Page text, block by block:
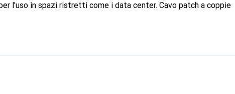
l'uso in spazi ristretti come i data center. Cavo patch a coppie
di trazione stampato. Cablaggio dei contatti: 1:1 secondo